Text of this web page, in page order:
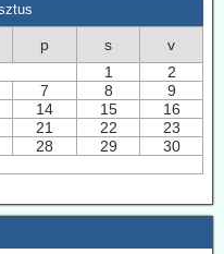
Németország
lehetőségek
el a geotermikus energia
2024-ben
mélyéből. Németország is
Japán
p s
v
1
2
7 8
9
14 15
16
21 22
23
28 29
30